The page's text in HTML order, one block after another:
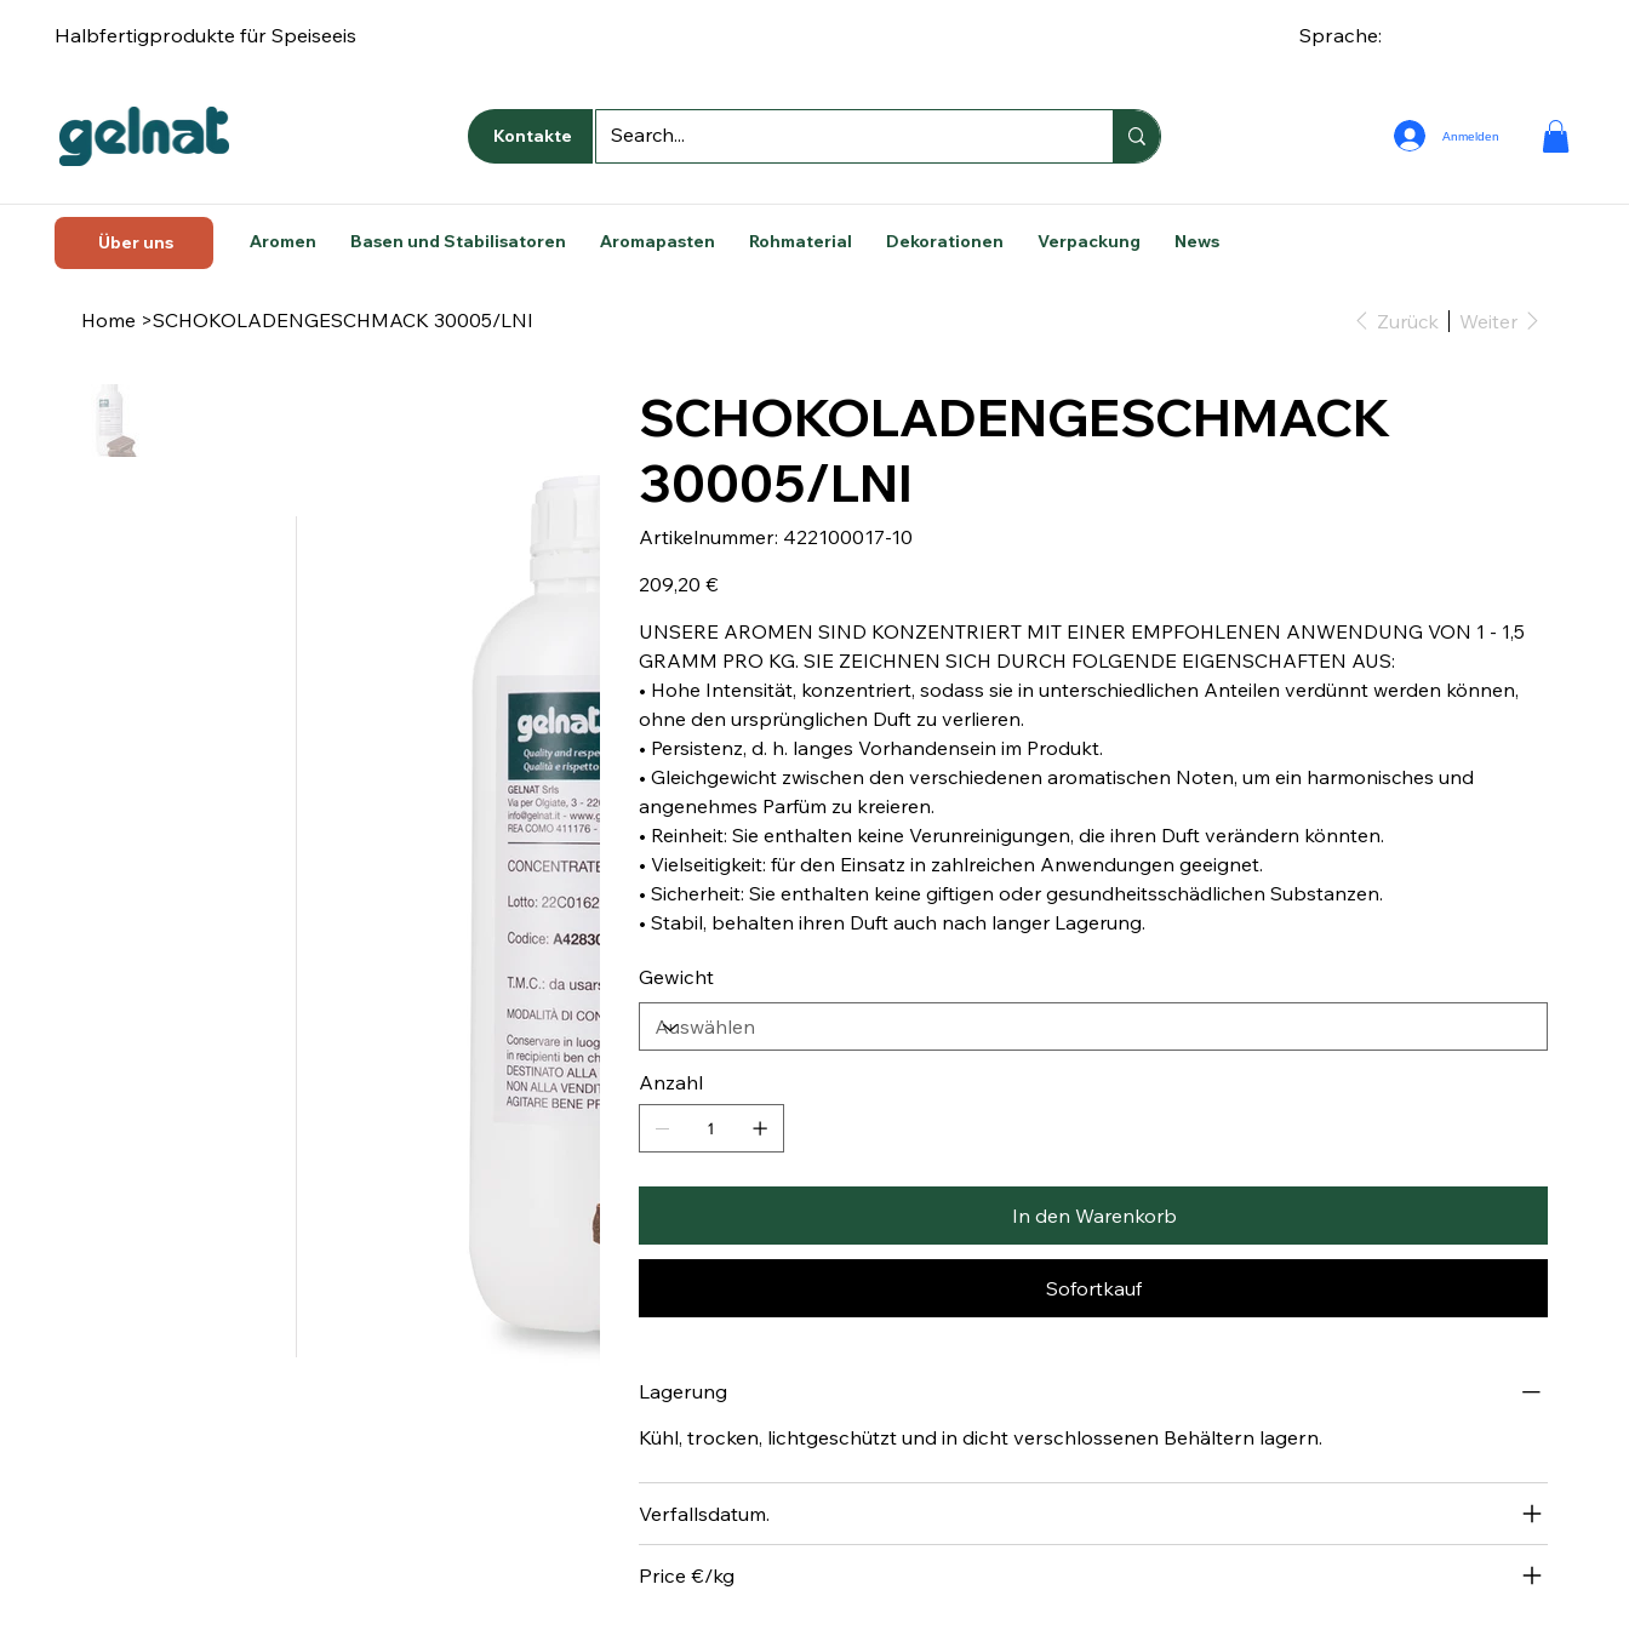
Sprache:
Halbfertigprodukte für Speiseeis
Anmelden
Kontakte
Über uns Aromen Basen und Stabilisatoren Aromapasten Rohmaterial Dekorationen Verpackung News
Home >SCHOKOLADENGESCHMACK 30005/LNI Zurück Weiter
SCHOKOLADENGESCHMACK
30005/LNI
Artikelnummer:
Artikelnummer:
422100017-
422100017-10
209,20 €
UNSERE AROMEN SIND KONZENTRIERT MIT EINER EMPFOHLENEN ANWENDUNG VON 1 - 1,5
GRAMM PRO KG. SIE ZEICHNEN SICH DURCH FOLGENDE EIGENSCHAFTEN AUS:
• Hohe Intensität, konzentriert, sodass sie in unterschiedlichen Anteilen verdünnt werden können,
ohne den ursprünglichen Duft zu verlieren.
• Persistenz, d. h. langes Vorhandensein im Produkt.
• Gleichgewicht zwischen den verschiedenen aromatischen Noten, um ein harmonisches und
angenehmes Parfüm zu kreieren.
• Reinheit: Sie enthalten keine Verunreinigungen, die ihren Duft verändern könnten.
• Vielseitigkeit: für den Einsatz in zahlreichen Anwendungen geeignet.
• Sicherheit: Sie enthalten keine giftigen oder gesundheitsschädlichen Substanzen.
• Stabil, behalten ihren Duft auch nach langer Lagerung.
Gewicht
Anzahl
In den Warenkorb
Sofortkauf
Lagerung
Kühl, trocken, lichtgeschützt und in dicht verschlossenen Behältern lagern.
Verfallsdatum.
Price €/kg